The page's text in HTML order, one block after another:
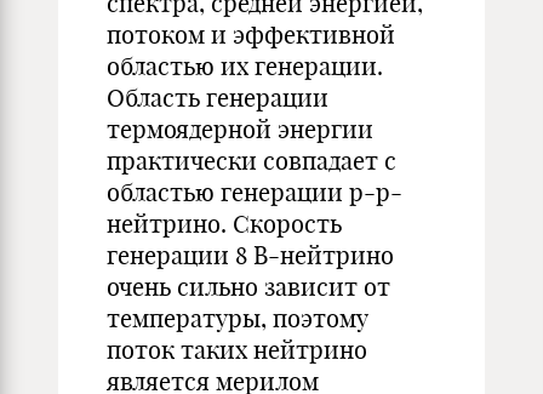
потоком и эффективной
областью их генерации.
Область генерации
термоядерной энергии
практически совпадает с
областью генерации p-p-
нейтрино. Скорость
генерации 8 В-нейтрино
очень сильно зависит от
температуры, поэтому
поток таких нейтрино
является мерилом